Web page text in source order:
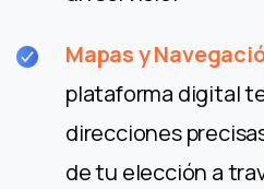
Mapas y
plataforma digital
direcciones
de tu elección a